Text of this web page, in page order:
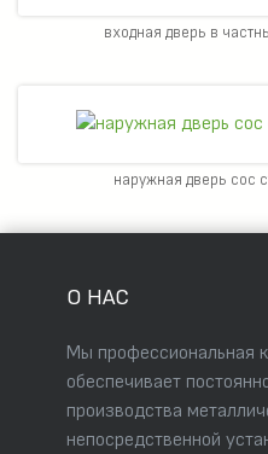
входная дверь в
наружная дверь сос
О НАС
Мы профессиональная
обеспечивает
производства
непосредственной